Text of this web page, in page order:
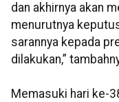
dan akhirnya akan
menurutnya
sarannya kepada
dilakukan,”
Memasuki hari ke-